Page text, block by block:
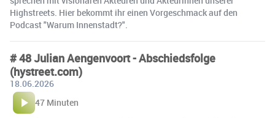
Highstreets. Hier bekommt ihr einen Vorgeschmack auf den
Podcast "Warum Innenstadt?".
# 48 Julian Aengenvoort - Abschiedsfolge
(hystreet.com)
18.06.2026
47 Minuten